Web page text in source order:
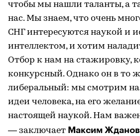
чтобы мы нашли таланты, а
нас. Мы знаем, что очень
СНГ интересуются наукой и
интеллектом, и хотим
Отбор к нам на стажировку,
конкурсный. Однако он в то
либеральный: мы смотрим на
идеи человека, на его
настоящей наукой. Нам важен
— заключает Максим Жданов